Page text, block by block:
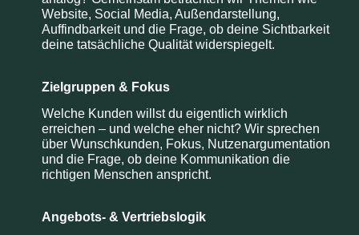
Website, Social Media, Außendarstellung,
Auffindbarkeit und die Frage, ob deine Sichtbarkeit
deine tatsächliche Qualität widerspiegelt.
Zielgruppen & Fokus
Welche Kunden willst du eigentlich wirklich
erreichen – und welche eher nicht? Wir sprechen
über Wunschkunden, Fokus, Nutzenargumentation
und die Frage, ob deine Kommunikation die
richtigen Menschen anspricht.
Angebots- & Vertriebslogik